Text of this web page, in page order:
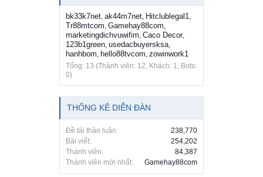
bk33k7net, ak44m7net, Hitclublegal1,
Tr88mtcom, Gamehay88com,
marketingdichvuwifim, Caco Decor,
123b1green, usedacbuyersksa,
hanhbom, hello88tvcom, zowinwork1
Tổng: 13 (Thành viên: 12, Khách: 1, Bots:
0)
THỐNG KÊ DIỄN ĐÀN
Đề tài thảo luận:
238,770
Bài viết:
254,202
Thành viên:
84,387
Thành viên mới nhất:
Gamehay88com